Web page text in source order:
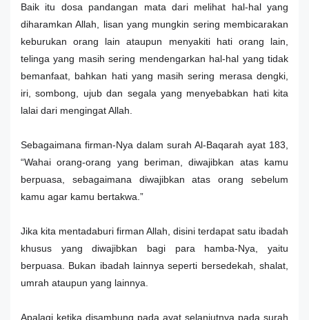
Baik itu dosa pandangan mata dari melihat hal-hal yang
diharamkan Allah, lisan yang mungkin sering membicarakan
keburukan orang lain ataupun menyakiti hati orang lain,
telinga yang masih sering mendengarkan hal-hal yang tidak
bemanfaat, bahkan hati yang masih sering merasa dengki,
iri, sombong, ujub dan segala yang menyebabkan hati kita
lalai dari mengingat Allah.
Sebagaimana firman-Nya dalam surah Al-Baqarah ayat 183,
“Wahai orang-orang yang beriman, diwajibkan atas kamu
berpuasa, sebagaimana diwajibkan atas orang sebelum
kamu agar kamu bertakwa.”
Jika kita mentadaburi firman Allah, disini terdapat satu ibadah
khusus yang diwajibkan bagi para hamba-Nya, yaitu
berpuasa. Bukan ibadah lainnya seperti bersedekah, shalat,
umrah ataupun yang lainnya.
Apalagi ketika disambung pada ayat selanjutnya pada surah